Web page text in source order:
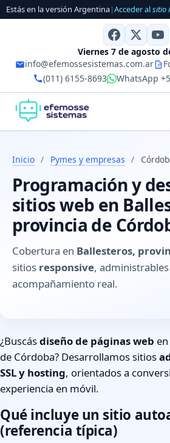
Estás en la versión Argentina|Acceder alsitio
Viernes 7 de agosto
info@efemossesistemas.com.ar
(011) 6155-8693
WhatsApp
Inicio / Pymes y empresas /
Programación y
sitios web en
provincia de
Cobertura en Ballesteros,
sitios responsive,
acompañamiento real.
¿Buscásdiseño de páginas web
de Córdoba? Desarrollamos sitios
SSL y hosting, orientados a
experiencia en móvil.
Qué incluye un sitio
(referencia típica)